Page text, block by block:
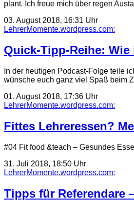
plant. Ich freue mich über regen
03. August 2018, 16:31 Uhr
LehrerMomente.wordpress.com:
Quick-Tipp-Reihe:
In der heutigen Podcast-Folge teile
wünsche euch ganz viel Spaß beim
01. August 2018, 17:36 Uhr
LehrerMomente.wordpress.com:
Fittes Lehreressen?
#04 Fit food &teach – Gesundes
31. Juli 2018, 18:50 Uhr
LehrerMomente.wordpress.com:
Tipps für Referendare